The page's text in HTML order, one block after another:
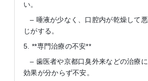
い。
– 唾液が少なく、口腔内が乾燥して
じがする。
5. **専門治療の不安**
– 歯医者や京都口臭外来などの治療
効果が分からず不安。